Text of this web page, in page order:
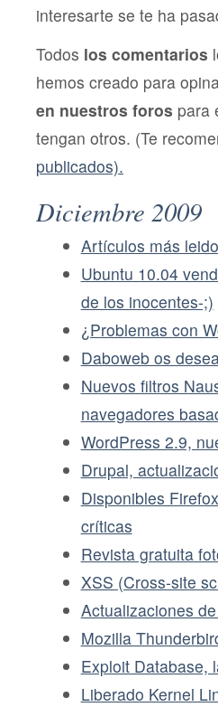
interesarte se te ha
Todos los comentarios
hemos creado para
en nuestros foros para
tengan otros. (Te
publicados).
Diciembre 2009
Artículos más
Ubuntu 10.04
de los inocentes-;)
¿Problemas con
Daboweb os
Nuevos filtros
navegadores
WordPress 2.9,
Drupal,
Disponibles
críticas
Revista gratuita
XSS (Cross-site
Actualizaciones
Mozilla
Exploit Database,
Liberado Kernel